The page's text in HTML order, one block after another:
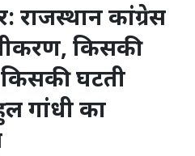
राजस्थान कांग्रेस
किसकी
घटती
गांधी का